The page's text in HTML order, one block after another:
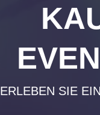
ERLEBEN SIE